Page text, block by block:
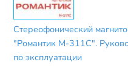
Стереофонический
"Романтик М-311С".
по эксплуатации